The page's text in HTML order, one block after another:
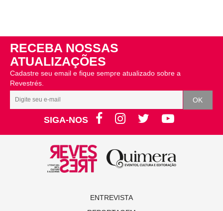
RECEBA NOSSAS
ATUALIZAÇÕES
Cadastre seu email e fique sempre atualizado sobre a
Revestrés.
SIGA-NOS
ENTREVISTA